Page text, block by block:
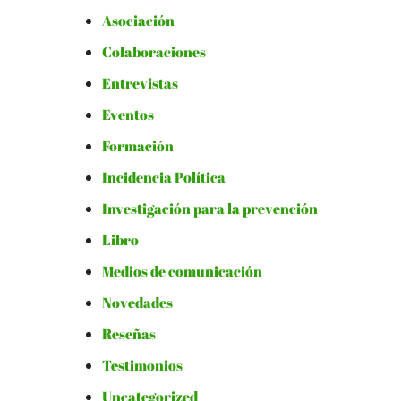
Asociación
Colaboraciones
Entrevistas
Eventos
Formación
Incidencia Política
Investigación para la prevención
Libro
Medios de comunicación
Novedades
Reseñas
Testimonios
Uncategorized